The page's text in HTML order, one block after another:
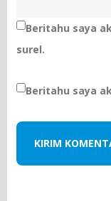
Beritahu saya
surel.
Beritahu saya